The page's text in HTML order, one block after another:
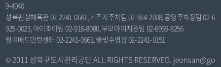
9-4040
성북펜싱체육관 02-2241-0681, 거주자주차팀 02-914-2008, 공영주차장팀 02-6
925-0023, 아이조아팀 02-918-8080, 부모아이지원팀 02-6959-8256
월곡배드민턴센터 02-2241-0661, 물빛수영장 02-2241-0151
© 2011 성북구도시관리공단 ALL RIGHTS RESERVED. jeonsan@go